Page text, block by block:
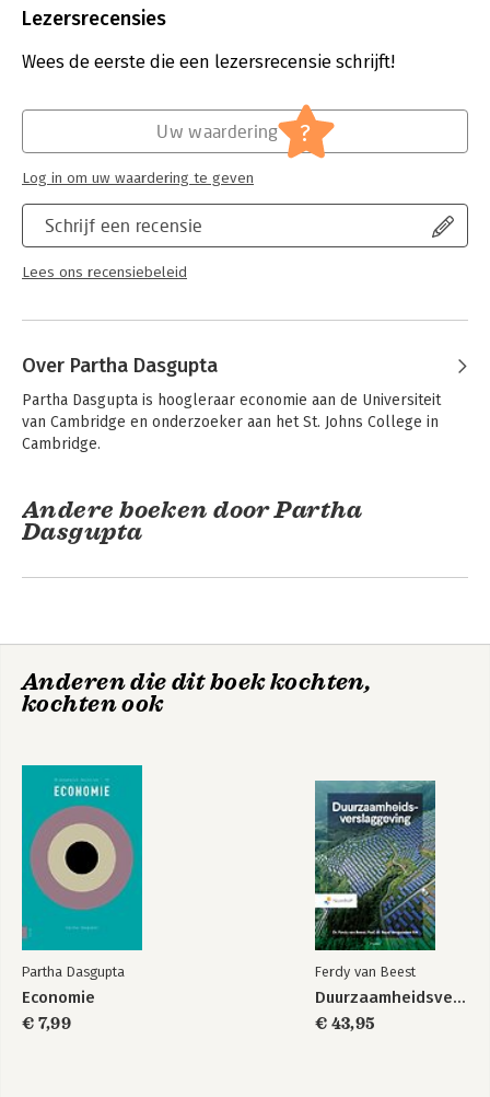
individual choices, national policies, efficiency, equity,
rights, markets, and public goods.
Oxford University Press contains hundreds of titles in almost
every subject area. These pocket-sized books are the perfect
way to get ahead in a new subject quickly. Our expert authors
combine facts, analysis, perspective, new ideas, and
readable.
Uitgever:
Very Short Introductions
Lezersrecensies
Wees de eerste die een lezersrecensie schrijft!
Schrijf een recensie
Lees ons recensiebeleid
Uw waardering ?
Log in om uw waardering te geven
Over Partha Dasgupta
Partha Dasgupta is hoogleraar economie aan de Universiteit
van Cambridge en onderzoeker aan het St. Johns College in
Cambridge.
Andere boeken door Partha
Dasgupta
Economie Economie
Anderen die dit boek kochten,
kochten ook
Partha Dasgupta
Economie
€ 7,99
Ferdy van Beest
Duurzaamheidsverslaggeving
€ 43,95